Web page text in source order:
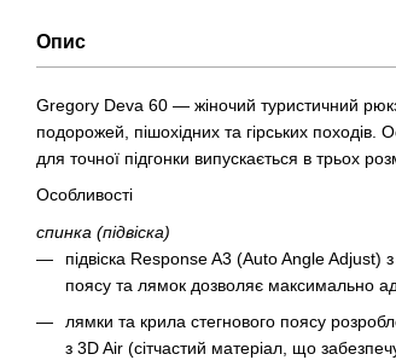
Опис
Gregory Deva 60 — жіночий туристичний
подорожей, пішохідних та гірських
для точної підгонки випускається в трьох
Особливості
спинка (підвіска)
підвіска Response A3 (Auto Angle Adjust)
поясу та лямок дозволяє максимально
лямки та крила стегнового поясу
з 3D Air (сітчастий матеріал, що